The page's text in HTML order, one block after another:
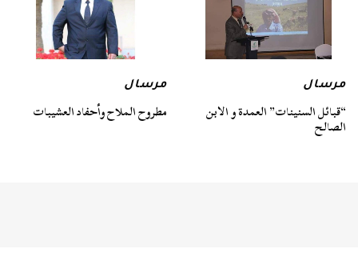
مرسال
“قبائل السنينات” العمدة و الابن
الصالح
مرسال
مطروح الملاح وأحفاد العشيبات